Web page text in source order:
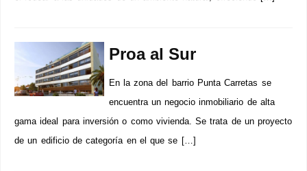
Proa al Sur
En la zona del barrio Punta Carretas se
encuentra un negocio inmobiliario de alta
gama ideal para inversión o como vivienda. Se trata de un proyecto
de un edificio de categoría en el que se […]